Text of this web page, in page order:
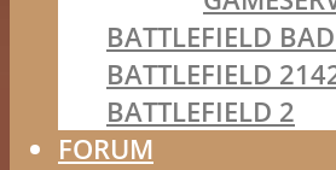
BATTLEFIELD
BATTLEFIELD
BATTLEFIELD 2
FORUM